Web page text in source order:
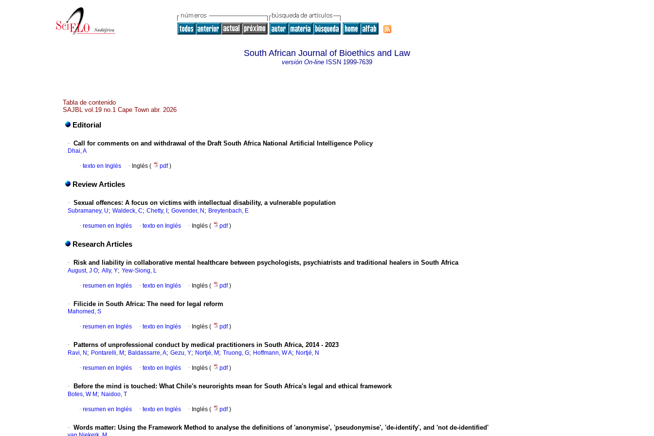
South African Journal of Bioethics and Law
versión On-line ISSN 1999-7639
Tabla de contenido
SAJBL vol.19 no.1 Cape Town abr. 2026
Editorial
· Call for comments on and withdrawal of the Draft South Africa National Artificial Intelligence Policy
Dhai, A
· texto en Inglés · Inglés ( pdf)
Review Articles
· Sexual offences: A focus on victims with intellectual disability, a vulnerable population
Subramaney, U; Waldeck, C; Chetty, I ; Govender, N ; Breytenbach, E
· resumen en Inglés · texto en Inglés · Inglés ( pdf)
Research Articles
· Risk and liability in collaborative mental healthcare between psychologists, psychiatrists and traditional healers in South Africa
August, J O; Ally, Y; Yew-Siong, L
· resumen en Inglés · texto en Inglés · Inglés ( pdf)
· Filicide in South Africa: The need for legal reform
Mahomed, S
· resumen en Inglés · texto en Inglés · Inglés ( pdf)
· Patterns of unprofessional conduct by medical practitioners in South Africa, 2014 - 2023
Ravi, N ; Pontarelli, M ; Baldassarre, A; Gezu, Y; Nortjé, M ; Truong, G; Hoffmann, W A; Nortjé, N
· resumen en Inglés · texto en Inglés · Inglés ( pdf)
· Before the mind is touched: What Chile's neurorights mean for South Africa's legal and ethical framework
Botes, W M ; Naidoo, T
· resumen en Inglés · texto en Inglés · Inglés ( pdf)
· Words matter: Using the Framework Method to analyse the definitions of 'anonymise', 'pseudonymise', 'de-identify', and 'not de-identified'